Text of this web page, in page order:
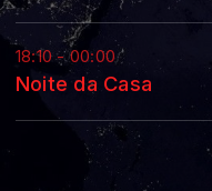
18:10 - 00:00
Noite da Casa